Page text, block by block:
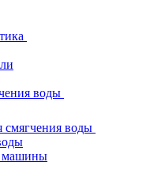
воды
воды
машины